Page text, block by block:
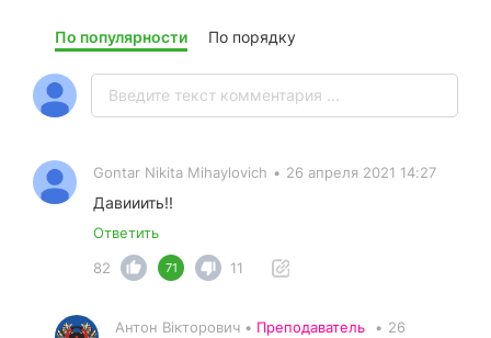
По популярности По порядку
Gontar Nikita Mihaylovich • 26 апреля 2021 14:27
Давииить!!
Ответить
82
71 11
Антон Вікторович • Преподаватель • 26